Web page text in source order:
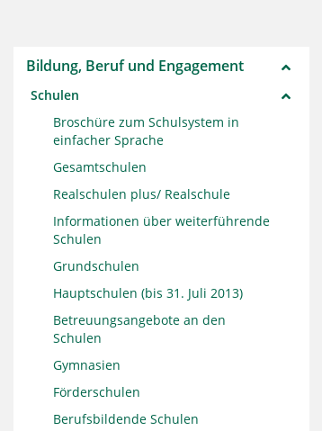
Bildung, Beruf und Engagement
Schulen
Broschüre zum Schulsystem in
einfacher Sprache
Gesamtschulen
Realschulen plus/ Realschule
Informationen über weiterführende
Schulen
Grundschulen
Hauptschulen (bis 31. Juli 2013)
Betreuungsangebote an den
Schulen
Gymnasien
Förderschulen
Berufsbildende Schulen